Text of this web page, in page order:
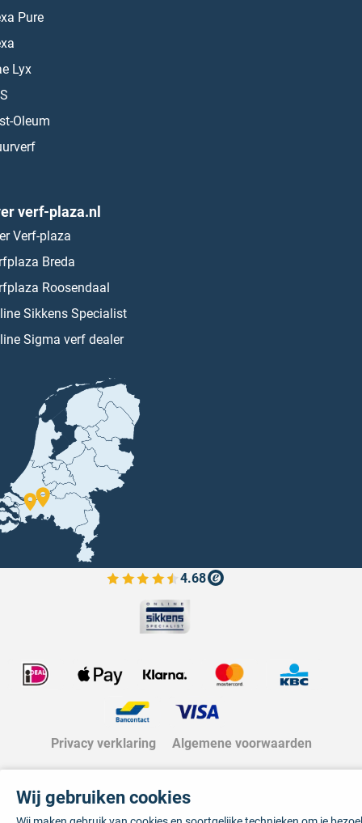
Pure
Lyx
Oleum
verf-plaza.nl
Verf-plaza
Breda
Roosendaal
Sikkens Specialist
Sigma verf dealer
4.68
Bekijk de verfplaza beoordelingen
Privacy verklaring Algemene voorwaarden
Wij gebruiken cookies